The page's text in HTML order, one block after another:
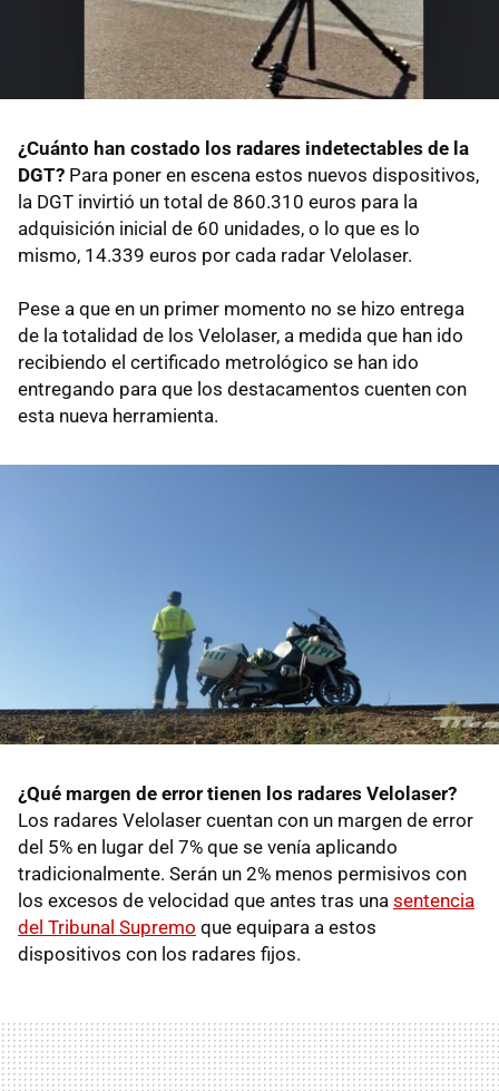
¿Cuánto han costado los radares indetectables de la
DGT? Para poner en escena estos nuevos dispositivos,
la DGT invirtió un total de 860.310 euros para la
adquisición inicial de 60 unidades, o lo que es lo
mismo, 14.339 euros por cada radar Velolaser.
Pese a que en un primer momento no se hizo entrega
de la totalidad de los Velolaser, a medida que han ido
recibiendo el certificado metrológico se han ido
entregando para que los destacamentos cuenten con
esta nueva herramienta.
¿Qué margen de error tienen los radares Velolaser?
Los radares Velolaser cuentan con un margen de error
del 5% en lugar del 7% que se venía aplicando
tradicionalmente. Serán un 2% menos permisivos con
los excesos de velocidad que antes tras una sentencia
del Tribunal Supremo que equipara a estos
dispositivos con los radares fijos.